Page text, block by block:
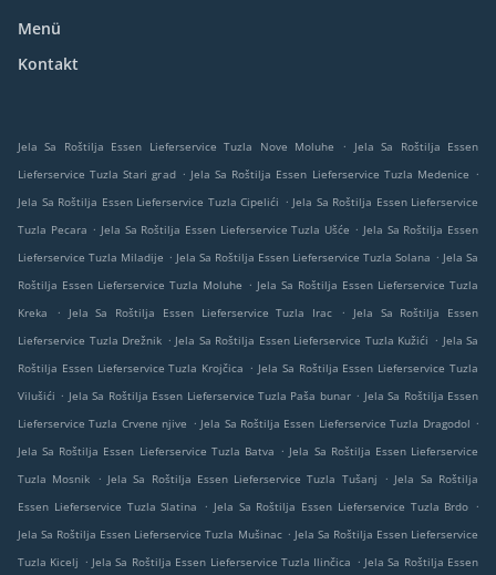
Menü
Kontakt
Jela Sa Roštilja Essen Lieferservice Tuzla Nove Moluhe .
Jela Sa Roštilja Essen
Lieferservice Tuzla Stari grad . Jela Sa Roštilja Essen Lieferservice Tuzla Medenice .
Jela Sa Roštilja Essen Lieferservice Tuzla Cipelići . Jela Sa Roštilja Essen Lieferservice
Tuzla Pecara . Jela Sa Roštilja Essen Lieferservice Tuzla Ušće . Jela Sa Roštilja Essen
Lieferservice Tuzla Miladije . Jela Sa Roštilja Essen Lieferservice Tuzla Solana . Jela Sa
Roštilja Essen Lieferservice Tuzla Moluhe . Jela Sa Roštilja Essen Lieferservice Tuzla
Kreka
. Jela Sa Roštilja Essen Lieferservice Tuzla Irac .
Jela Sa Roštilja Essen
Lieferservice Tuzla Drežnik . Jela Sa Roštilja Essen Lieferservice Tuzla Kužići . Jela Sa
Roštilja Essen Lieferservice Tuzla Krojčica . Jela Sa Roštilja Essen Lieferservice Tuzla
Vilušići . Jela Sa Roštilja Essen Lieferservice Tuzla Paša bunar . Jela Sa Roštilja Essen
Lieferservice Tuzla Crvene njive . Jela Sa Roštilja Essen Lieferservice Tuzla Dragodol .
Jela Sa Roštilja Essen Lieferservice Tuzla Batva . Jela Sa Roštilja Essen Lieferservice
Tuzla Mosnik
. Jela Sa Roštilja Essen Lieferservice Tuzla Tušanj . Jela Sa Roštilja
Essen Lieferservice Tuzla Slatina
. Jela Sa Roštilja Essen Lieferservice Tuzla Brdo .
Jela Sa Roštilja Essen Lieferservice Tuzla Mušinac . Jela Sa Roštilja Essen Lieferservice
Tuzla Kicelj . Jela Sa Roštilja Essen Lieferservice Tuzla Ilinčica . Jela Sa Roštilja Essen